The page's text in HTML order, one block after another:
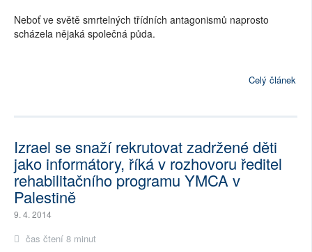
Neboť ve světě smrtelných třídních antagonismů naprosto
scházela nějaká společná půda.
Celý článek
Izrael se snaží rekrutovat zadržené děti
jako informátory, říká v rozhovoru ředitel
rehabilitačního programu YMCA v
Palestině
9. 4. 2014
čas čtení 8 minut